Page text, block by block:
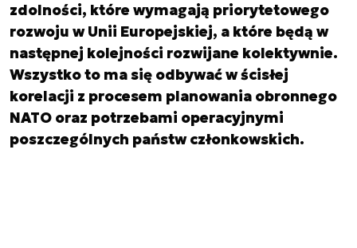
zdolności, które wymagają priorytetowego
rozwoju w Unii Europejskiej, a które będą w
następnej kolejności rozwijane kolektywnie.
Wszystko to ma się odbywać w ścisłej
korelacji z procesem planowania obronnego
NATO oraz potrzebami operacyjnymi
poszczególnych państw członkowskich.